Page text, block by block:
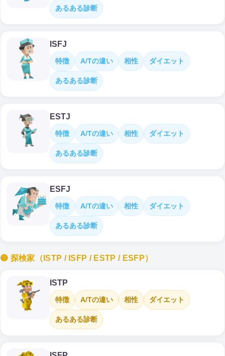
あるある診断
ISFJ
特徴 A/Tの違い 相性 ダイエット
あるある診断
ESTJ
特徴 A/Tの違い 相性 ダイエット
あるある診断
ESFJ
特徴 A/Tの違い 相性 ダイエット
あるある診断
🟡 探検家（ISTP / ISFP / ESTP / ESFP）
ISTP
特徴 A/Tの違い 相性 ダイエット
あるある診断